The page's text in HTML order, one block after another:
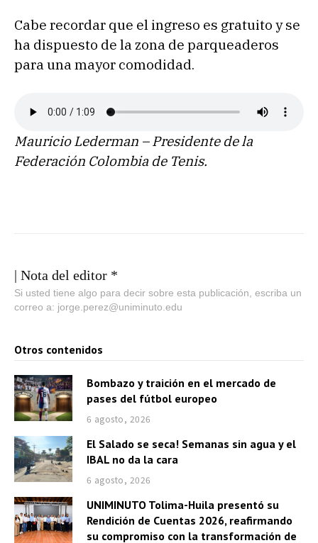
Cabe recordar que el ingreso es gratuito y se
ha dispuesto de la zona de parqueaderos
para una mayor comodidad.
Mauricio Lederman – Presidente de la
Federación Colombia de Tenis.
| Nota del editor *
Si usted tiene algo para decir sobre esta publicación, escriba un
correo a: jorge.perez@uniminuto.edu
Otros contenidos
Bombazo y traición en el mercado de
pases del fútbol europeo
6 agosto, 2026
El Salado se seca! Semanas sin agua y el
IBAL no da la cara
6 agosto, 2026
UNIMINUTO Tolima-Huila presentó su
Rendición de Cuentas 2026, reafirmando
su compromiso con la transformación de